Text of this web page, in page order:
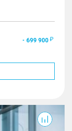
- 699 900